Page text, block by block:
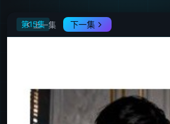
周先生，绑嫁犯法动态漫画
第15集上一集 下一集